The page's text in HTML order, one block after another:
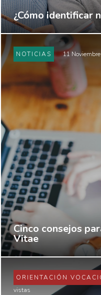
¿Cómo identificar
NOTICIAS 11
Cinco consejos
Vitae
ORIENTACIÓN
vistas